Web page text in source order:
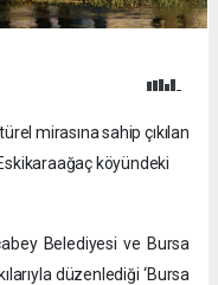
mirasına sahip çıkılan
köyündeki
Belediyesi ve Bursa
düzenlediği ‘Bursa